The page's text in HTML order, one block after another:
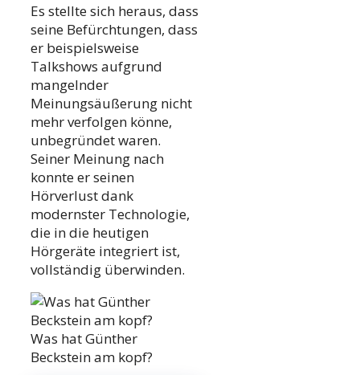
Es stellte sich heraus, dass
seine Befürchtungen, dass
er beispielsweise
Talkshows aufgrund
mangelnder
Meinungsäußerung nicht
mehr verfolgen könne,
unbegründet waren.
Seiner Meinung nach
konnte er seinen
Hörverlust dank
modernster Technologie,
die in die heutigen
Hörgeräte integriert ist,
vollständig überwinden.
Was hat Günther
Beckstein am kopf?